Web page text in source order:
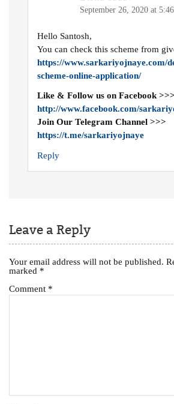
September 26, 2020 at
Hello Santosh,
You can check this scheme from
https://www.sarkariyojnaye.com/
scheme-online-application/
Like & Follow us on Facebook >>>
http://www.facebook.com/
Join Our Telegram Channel >>>
https://t.me/sarkariyojnaye
Reply
Leave a Reply
Your email address will not be published.
marked *
Comment *